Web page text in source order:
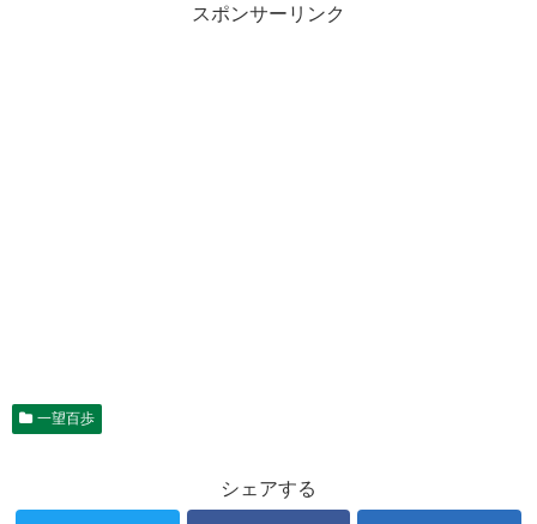
スポンサーリンク
一望百歩
シェアする